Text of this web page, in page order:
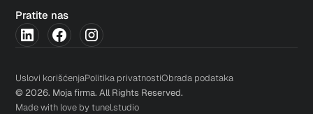
Pratite nas
© 2026. Moja firma. All Rights Reserved.
Uslovi korišćenjaPolitika privatnostiObrada podataka
Made with love by tunel.studio